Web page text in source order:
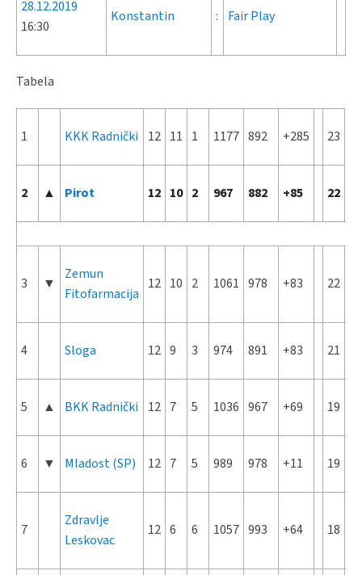
28.12.2019
16:30
Konstantin : Fair Play
Tabela
1 KKK Radnički 12 11 1 1177 892 +285 23
2 ▲ Pirot 12 10 2 967 882 +85 22
3 ▼
Zemun
Fitofarmacija
12 10 2 1061 978 +83 22
4 Sloga 12 9 3 974 891 +83 21
5 ▲ BKK Radnički 12 7 5 1036 967 +69 19
6 ▼ Mladost (SP) 12 7 5 989 978 +11 19
7
Zdravlje
Leskovac
12 6 6 1057 993 +64 18